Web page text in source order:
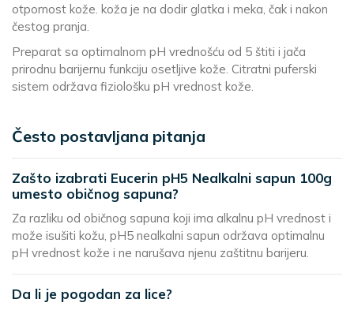
otpornost kože. koža je na dodir glatka i meka, čak i nakon
čestog pranja.
Preparat sa optimalnom pH vrednošću od 5 štiti i jača
prirodnu barijernu funkciju osetljive kože. Citratni puferski
sistem održava fiziološku pH vrednost kože.
Često postavljana pitanja
Zašto izabrati Eucerin pH5 Nealkalni sapun 100g
umesto običnog sapuna?
Za razliku od običnog sapuna koji ima alkalnu pH vrednost i
može isušiti kožu, pH5 nealkalni sapun održava optimalnu
pH vrednost kože i ne narušava njenu zaštitnu barijeru.
Da li je pogodan za lice?